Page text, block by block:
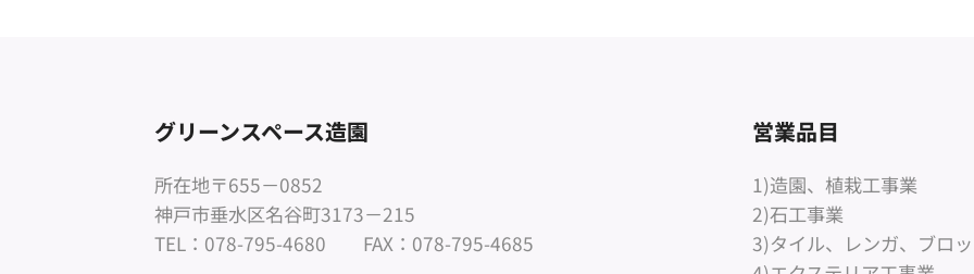
グリーンスペース造園
所在地〒655－0852
神戸市垂水区名谷町3173－215
TEL：078-795-4680 FAX：078-795-4685
営業品目
1)造園、植栽工事業
2)石工事業
3)タイル、レンガ、ブロ